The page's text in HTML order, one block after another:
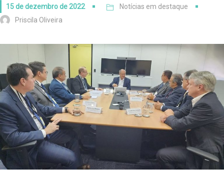
15 de dezembro de 2022
Notícias em destaque
Priscila Oliveira